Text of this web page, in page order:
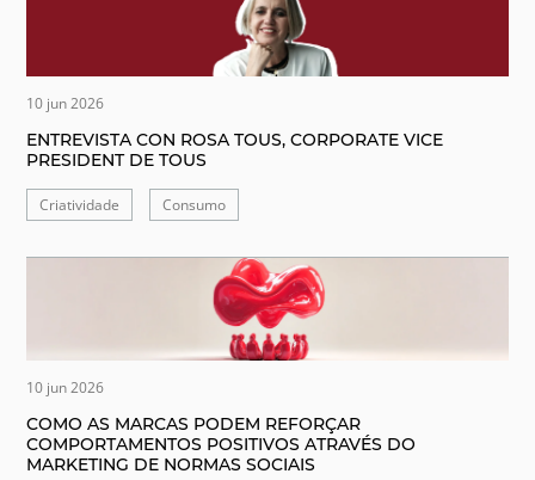
10 jun 2026
ENTREVISTA CON ROSA TOUS, CORPORATE VICE
PRESIDENT DE TOUS
Criatividade Consumo
10 jun 2026
COMO AS MARCAS PODEM REFORÇAR
COMPORTAMENTOS POSITIVOS ATRAVÉS DO
MARKETING DE NORMAS SOCIAIS